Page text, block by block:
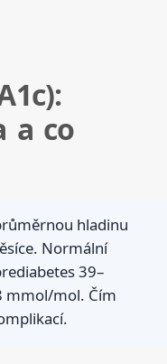
a co
hladinu
Normální
39–
mmol/mol. Čím